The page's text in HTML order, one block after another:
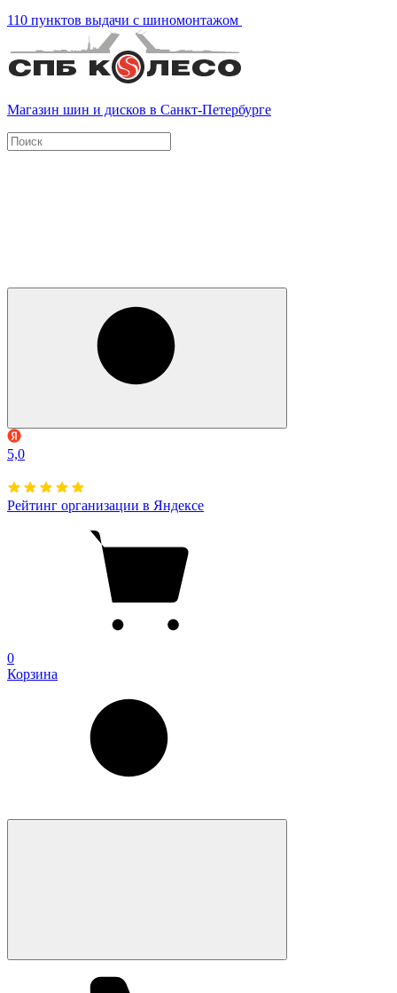
110 пунктов выдачи с шиномонтажом
Магазин шин и дисков в Санкт-Петербурге
5,0
Рейтинг организации в Яндексе
0
Корзина